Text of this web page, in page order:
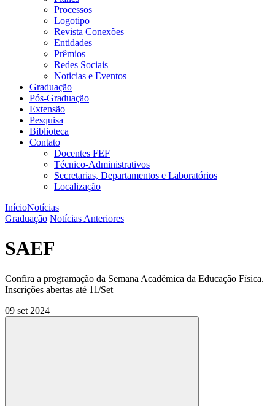
Processos
Logotipo
Revista Conexões
Entidades
Prêmios
Redes Sociais
Noticias e Eventos
Graduação
Pós-Graduação
Extensão
Pesquisa
Biblioteca
Contato
Docentes FEF
Técnico-Administrativos
Secretarias, Departamentos e Laboratórios
Localização
InícioNotícias
Graduação Notícias Anteriores
SAEF
Confira a programação da Semana Acadêmica da Educação Física.
Inscrições abertas até 11/Set
09 set 2024